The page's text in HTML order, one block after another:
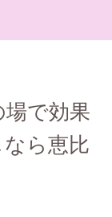
場で効果
ら恵比